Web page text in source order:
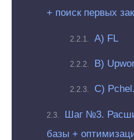
+ поиск первых
А) FL
В)
С)
Шаг №3.
базы +